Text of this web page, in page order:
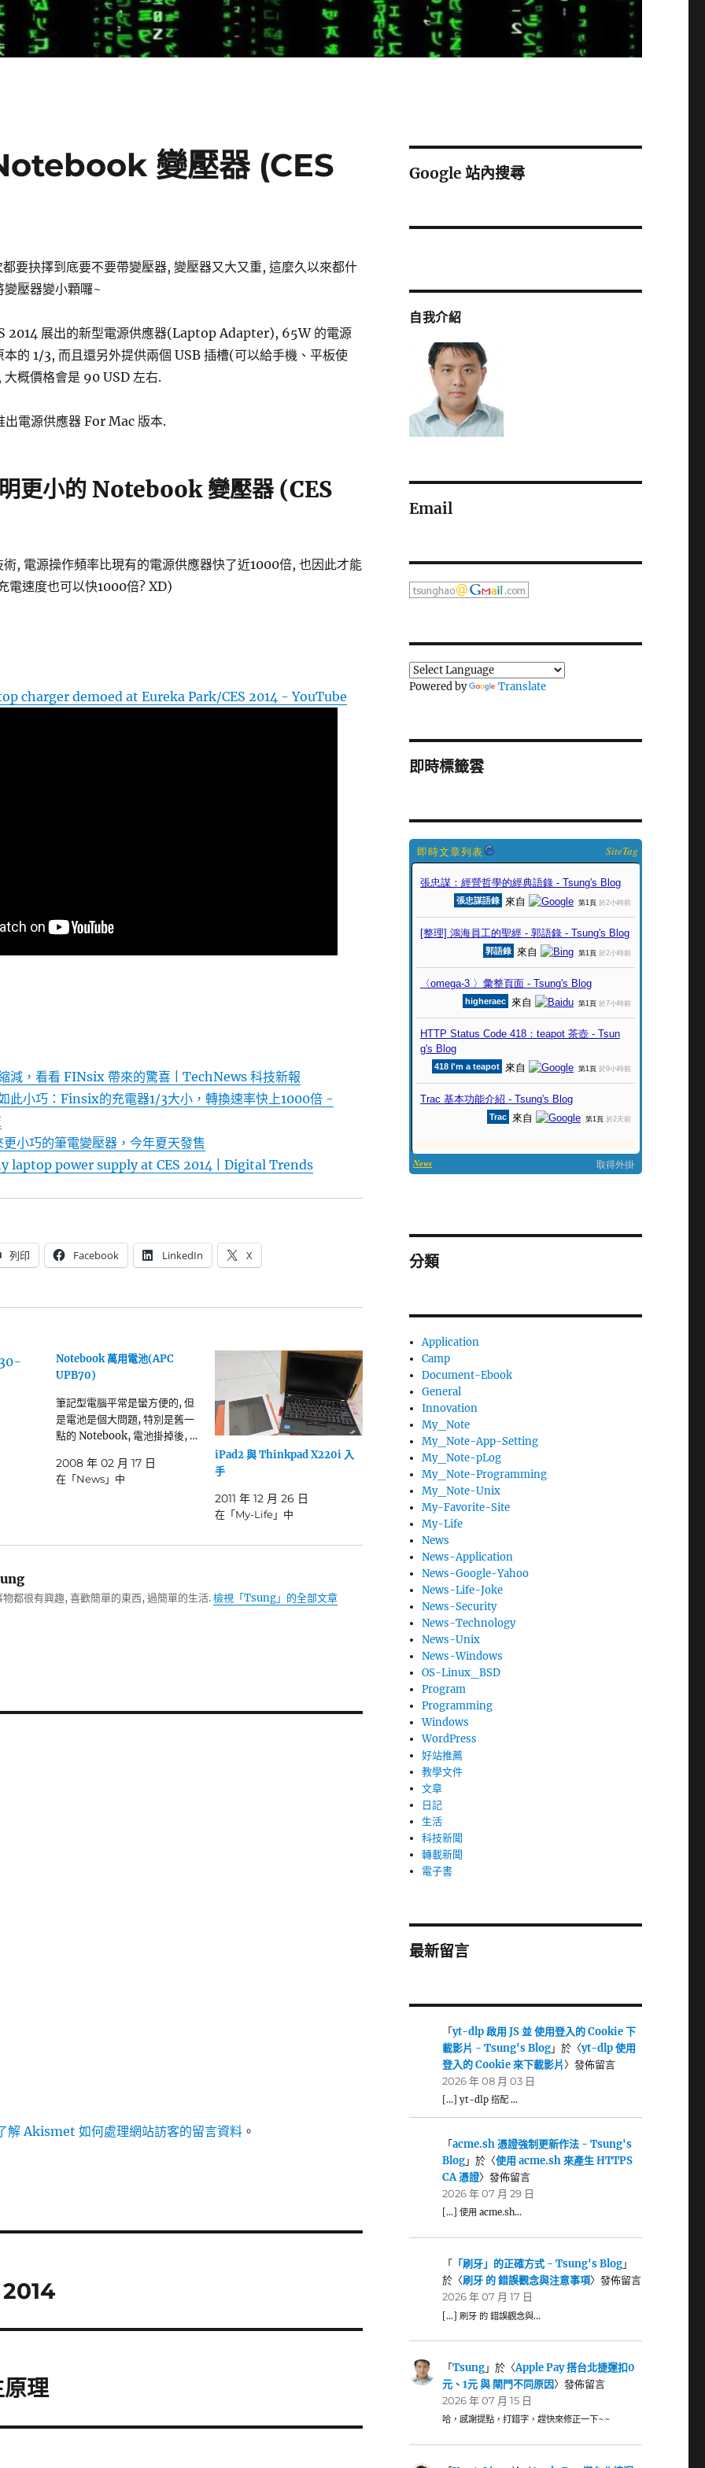
變壓器 (CES
要抉擇到底要不要帶變壓器, 變壓器又大又重, 這麼久以來都什
壓器變小顆囉~
2014 展出的新型電源供應器(Laptop Adapter), 65W 的電源
的 1/3, 而且還另外提供兩個 USB 插槽(可以給手機、平板使
概價格會是 90 USD 左右.
出電源供應器 For Mac 版本.
更小的 Notebook 變壓器 (CES
, 電源操作頻率比現有的電源供應器快了近1000倍, 也因此才能
電速度也可以快1000倍? XD)
charger demoed at Eureka Park/CES 2014 - YouTube
減，看看 FINsix 帶來的驚喜 | TechNews 科技新報
此小巧：Finsix的充電器1/3大小，轉換速率快上1000倍 -
小巧的筆電變壓器，今年夏天發售
laptop power supply at CES 2014 | Digital Trends
列印 Facebook LinkedIn X
Notebook 萬用電池(APC
UPB70)
筆記型電腦平常是蠻方便的, 但
是電池是個大問題, 特別是舊一
點的 Notebook, 電池掛掉後, …
2008 年 02 月 17 日
在「News」中
iPad2 與 Thinkpad X220i 入
手
2011 年 12 月 26 日
在「My-Life」中
都很有興趣, 喜歡簡單的東西, 過簡單的生活.檢視「Tsung」的全部文章
解 Akismet 如何處理網站訪客的留言資料 。
理
Google 站內搜尋
自我介紹
Email
Powered by Translate
即時標籤雲
SiteTag
分類
Application
Camp
Document-Ebook
General
Innovation
My_Note
My_Note-App-Setting
My_Note-pLog
My_Note-Programming
My_Note-Unix
My-Favorite-Site
My-Life
News
News-Application
News-Google-Yahoo
News-Life-Joke
News-Security
News-Technology
News-Unix
News-Windows
OS-Linux_BSD
Program
Programming
Windows
WordPress
好站推薦
教學文件
文章
日記
生活
科技新聞
轉載新聞
電子書
最新留言
「yt-dlp 啟用 JS 並 使用登入的 Cookie 下
載影片 - Tsung's Blog」於〈yt-dlp 使用
登入的 Cookie 來下載影片〉發佈留言
2026 年 08 月 03 日
[…] yt-dlp 搭配 …
「acme.sh 憑證強制更新作法 - Tsung's
Blog」於〈使用 acme.sh 來產生 HTTPS
CA 憑證〉發佈留言
2026 年 07 月 29 日
[…] 使用 acme.sh…
「 「刷牙」的正確方式 - Tsung's Blog」
於〈刷牙 的 錯誤觀念與注意事項〉發佈留言
2026 年 07 月 17 日
[…] 刷牙 的 錯誤觀念與…
「Tsung」於〈Apple Pay 搭台北捷運扣0
元、1元 與 閘門不同原因〉發佈留言
2026 年 07 月 15 日
哈，感謝提點，打錯字，趕快來修正一下~~